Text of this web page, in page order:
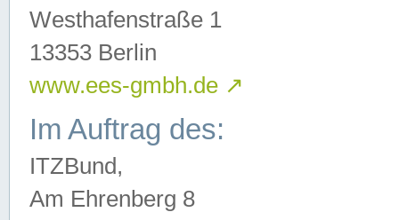
Westhafenstraße 1
13353 Berlin
www.ees-gmbh.de ↗
Im Auftrag des:
ITZBund,
Am Ehrenberg 8